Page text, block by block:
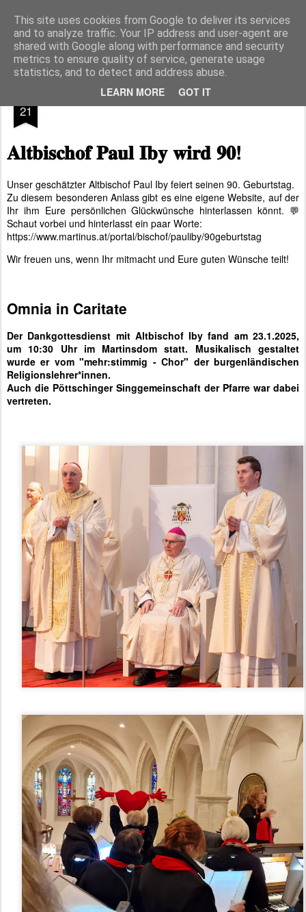
This site uses cookies from Google to deliver its services
and to analyze traffic. Your IP address and user-agent are
shared with Google along with performance and security
metrics to ensure quality of service, generate usage
statistics, and to detect and address abuse.
LEARN MORE GOT IT
Pfarre Pöttsching Die Pfarre Pöttsching gehört zum SeelSorgeRaum St. Klemens in 7033 Pöttsching, Hauptstraße 6
Pages
21
𝐀𝐥𝐭𝐛𝐢𝐬𝐜𝐡𝐨𝐟 𝐏𝐚𝐮𝐥 𝐈𝐛𝐲 𝐰𝐢𝐫𝐝 𝟗𝟎!
Unser geschätzter Altbischof Paul Iby feiert seinen 90. Geburtstag.
Zu diesem besonderen Anlass gibt es eine eigene Website, auf der
Ihr ihm Eure persönlichen Glückwünsche hinterlassen könnt. 💬
Schaut vorbei und hinterlasst ein paar Worte:
https://www.martinus.at/portal/bischof/pauliby/90geburtstag
Wir freuen uns, wenn Ihr mitmacht und Eure guten Wünsche teilt!
Omnia in Caritate
Der Dankgottesdienst mit Altbischof Iby fand am 23.1.2025,
um 10:30 Uhr im Martinsdom statt. Musikalisch gestaltet
wurde er vom "mehr:stimmig - Chor" der burgenländischen
Religionslehrer*innen.
Auch die Pöttschinger Singgemeinschaft der Pfarre war dabei
vertreten.